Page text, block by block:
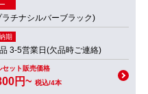
ラチナシルバーブラック)
期
3-5営業日(欠品時ご連絡)
セット販売価格
円~ 税込/4本